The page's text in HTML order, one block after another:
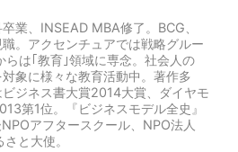
業、INSEAD MBA修了。BCG、
。アクセンチュアでは戦略グルー
は｢教育｣領域に専念。社会人の
象に様々な教育活動中。著作多
ジネス書大賞2014大賞、ダイヤモ
第1位。『ビジネスモデル全史』
アフタースクール、NPO法人
と大使。